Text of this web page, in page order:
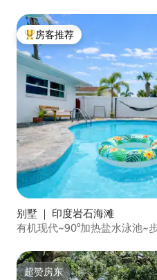
热门「房客推荐」
房客推荐
别墅 ｜ 印度岩石海滩
有机现代~90°加热盐水泳池~
超赞房东